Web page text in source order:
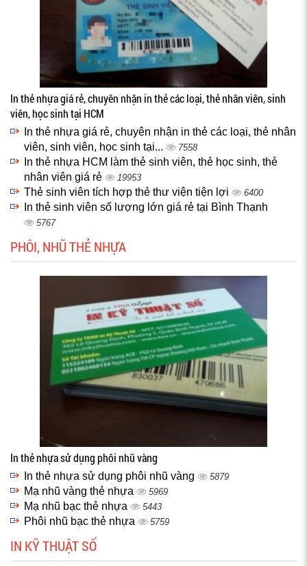
In thẻ nhựa giá rẻ, chuyên nhận in thẻ các loại, thẻ nhân viên, sinh
viên, học sinh tại HCM
In thẻ nhựa giá rẻ, chuyên nhận in thẻ các loại, thẻ nhân
viên, sinh viên, học sinh tại...
7558
In thẻ nhựa HCM làm thẻ sinh viên, thẻ học sinh, thẻ
nhân viên giá rẻ
19953
Thẻ sinh viên tích hợp thẻ thư viện tiện lợi 6400
In thẻ sinh viên số lượng lớn giá rẻ tại Bình Thạnh
5767
PHÔI, NHŨ THẺ NHỰA
In thẻ nhựa sử dụng phôi nhũ vàng
In thẻ nhựa sử dụng phôi nhũ vàng 5879
Mạ nhũ vàng thẻ nhựa 5969
Mạ nhũ bạc thẻ nhựa 5443
Phôi nhũ bạc thẻ nhựa 5759
IN KỸ THUẬT SỐ